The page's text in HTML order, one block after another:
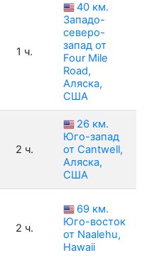
1 ч.
40 км.
Западо-
северо-
запад от
Four Mile
Road,
Аляска,
США
2 ч.
26 км.
Юго-запад
от Cantwell,
Аляска,
США
2 ч.
69 км.
Юго-восток
от Naalehu,
Hawaii